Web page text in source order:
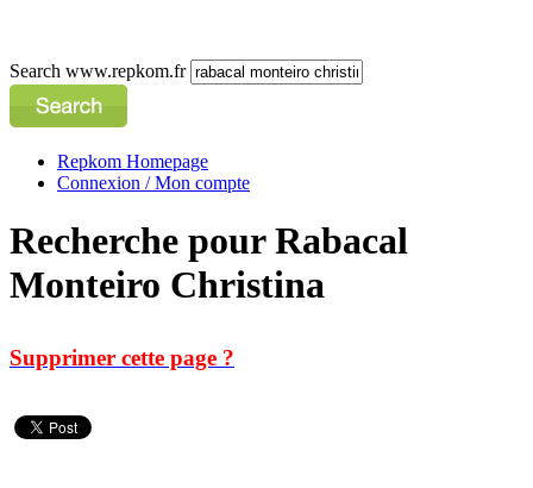
Search www.repkom.fr
Repkom Homepage
Connexion / Mon compte
Recherche pour Rabacal
Monteiro Christina
Supprimer cette page ?